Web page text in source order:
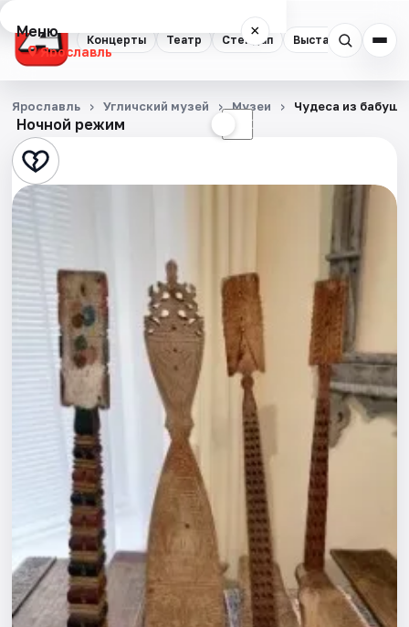
Концерты Театр Стендап Выставки
Меню ×
Ярославль
Концерты
Театр
Стендап
Выставки
Квесты
Экскурсии
События
Города
Площадки
Артисты
Рейтинги
Ночной режим ☾
Ярославль Угличский музей Музеи Чудеса из